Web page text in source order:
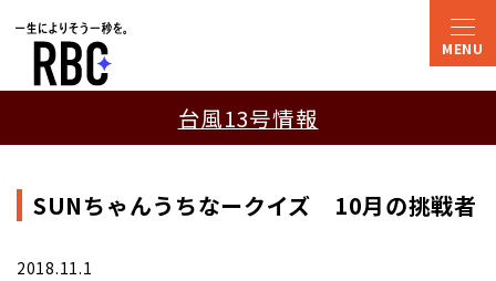
台風13号情報
SUNちゃんうちなークイズ 10月の挑戦者
2018.11.1